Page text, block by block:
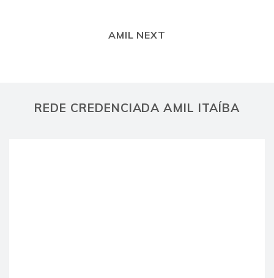
AMIL NEXT
REDE CREDENCIADA AMIL ITAÍBA